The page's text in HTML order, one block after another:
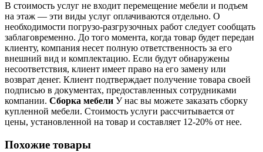
В стоимость услуг не входит перемещение мебели и подъем
на этаж — эти виды услуг оплачиваются отдельно. О
необходимости погрузо-разгрузочных работ следует сообщать
заблаговременно. До того момента, когда товар будет передан
клиенту, компания несет полную ответственность за его
внешний вид и комплектацию. Если будут обнаружены
несоответствия, клиент имеет право на его замену или
возврат денег. Клиент подтверждает получение товара своей
подписью в документах, предоставленных сотрудниками
компании. Сборка мебели У нас вы можете заказать сборку
купленной мебели. Стоимость услуги рассчитывается от
цены, установленной на товар и составляет 12-20% от нее.
Похожие товары